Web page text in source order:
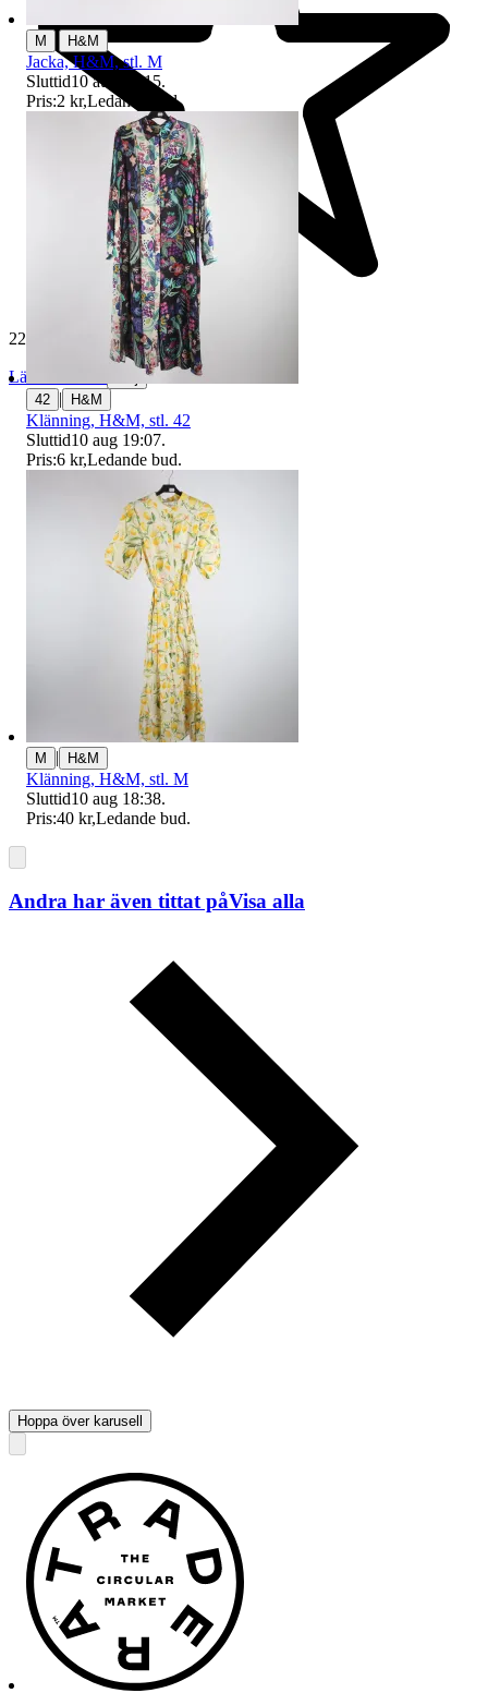
229 431 omdömen
Läs omdömen
M H&M
Jacka, H&M, stl. M
Sluttid10 aug 18:15.
Pris:2 kr,Ledande bud.
42 | H&M
Klänning, H&M, stl. 42
Sluttid10 aug 19:07.
Pris:6 kr,Ledande bud.
M | H&M
Klänning, H&M, stl. M
Sluttid10 aug 18:38.
Pris:40 kr,Ledande bud.
Andra har även tittat påVisa alla
Hoppa över karusell